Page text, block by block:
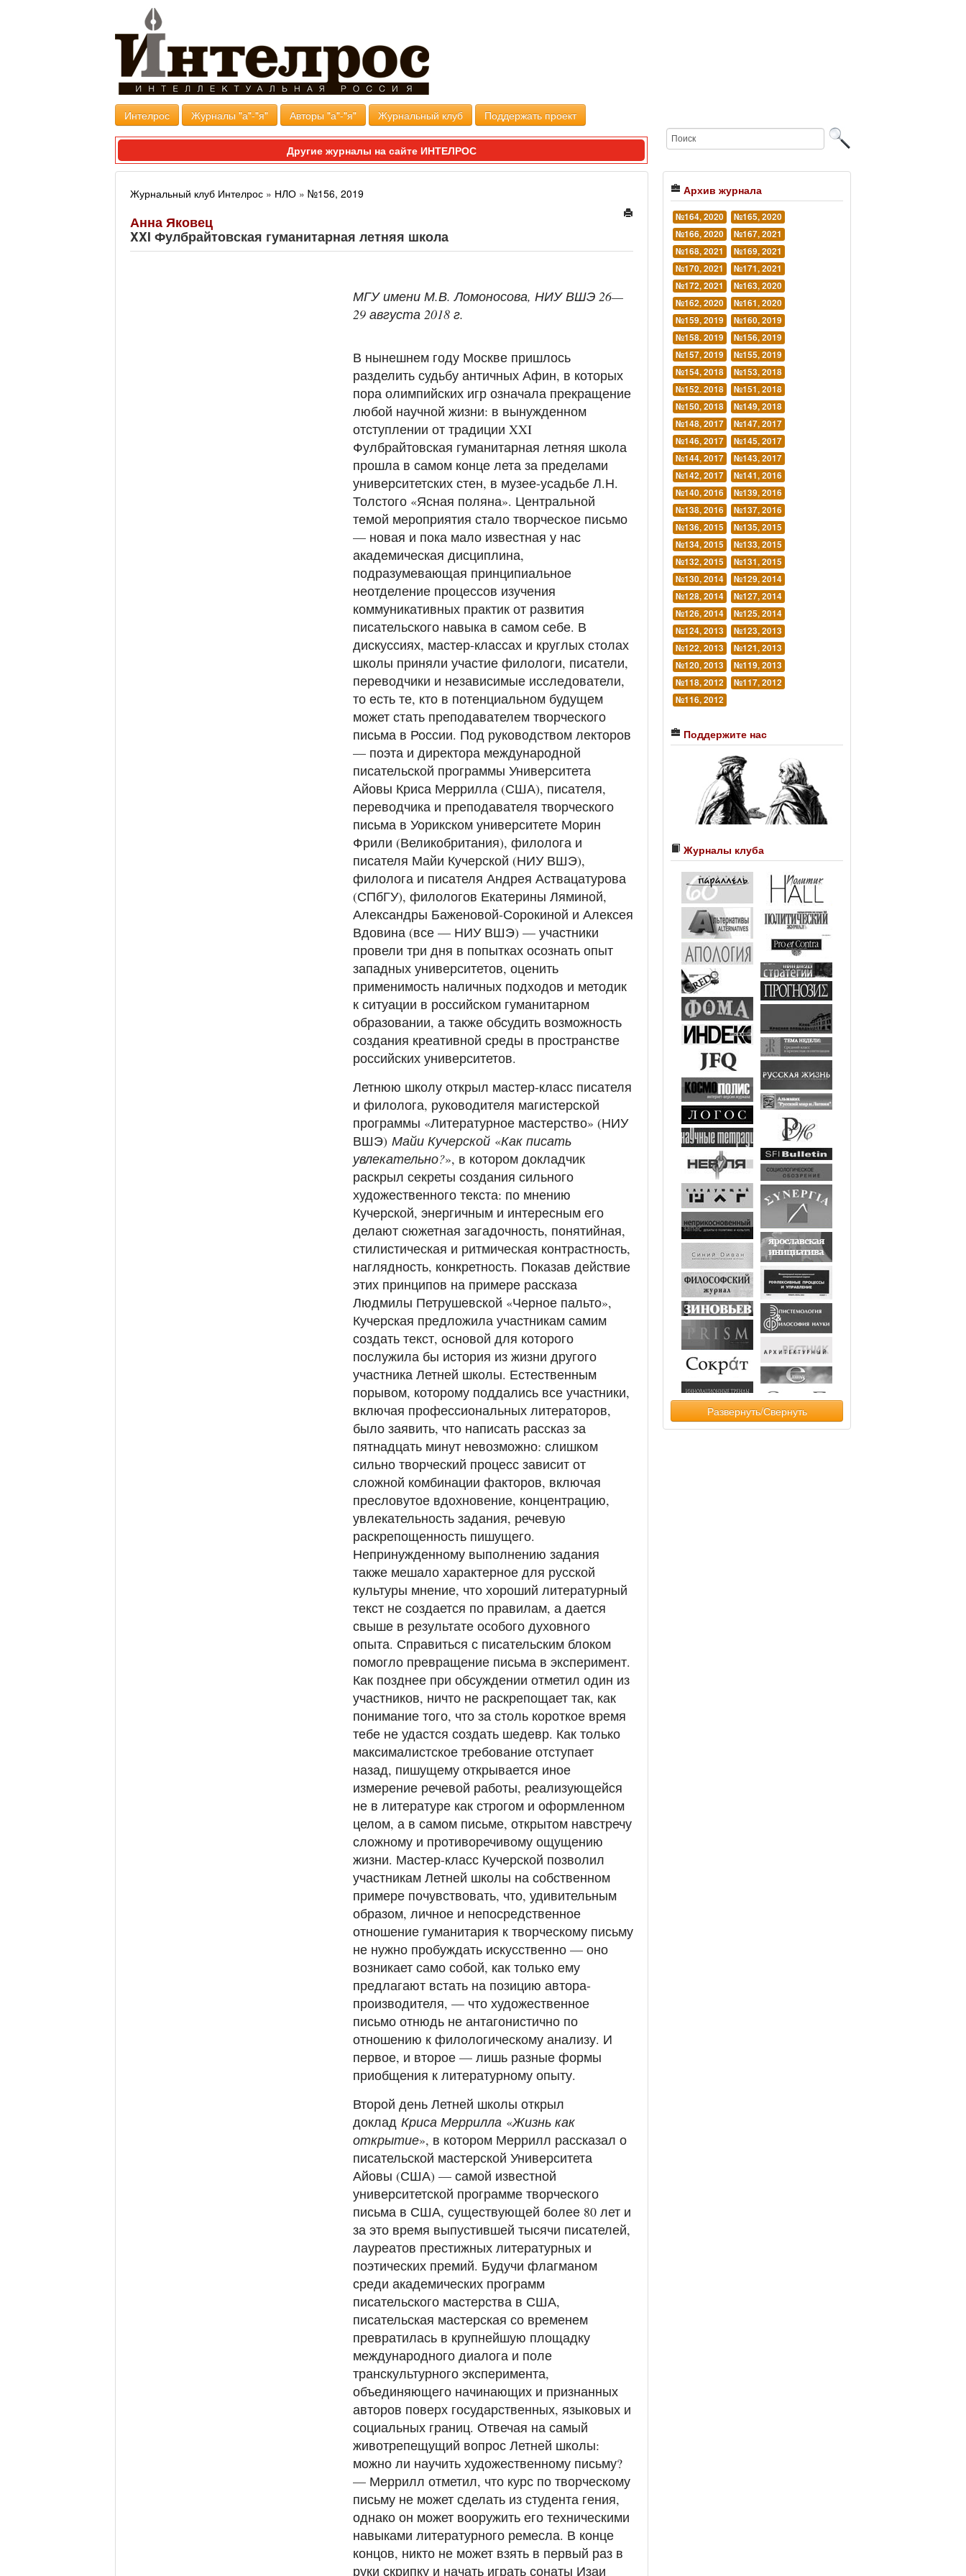
Интелрос Журналы "а"-"я" Авторы "а"-"я" Журнальный клуб Поддержать проект
Другие журналы на сайте ИНТЕЛРОС
Журнальный клуб Интелрос » НЛО » №156, 2019
Анна Яковец
XXI Фулбрайтовская гуманитарная летняя школа
МГУ имени М.В. Ломоносова, НИУ ВШЭ 26—
29 августа 2018 г.
В нынешнем году Москве пришлось
разделить судьбу античных Афин, в которых
пора олимпийских игр означала прекращение
любой научной жизни: в вынужденном
отступлении от традиции XXI
Фулбрайтовская гуманитарная летняя школа
прошла в самом конце лета за пределами
университетских стен, в музее-усадьбе Л.Н.
Толстого «Ясная поляна». Центральной
темой мероприятия стало творческое письмо
— новая и пока мало известная у нас
академическая дисциплина,
подразумевающая принципиальное
неотделение процессов изучения
коммуникативных практик от развития
писательского навыка в самом себе. В
дискуссиях, мастер-классах и круглых столах
школы приняли участие филологи, писатели,
переводчики и независимые исследователи,
то есть те, кто в потенциальном будущем
может стать преподавателем творческого
письма в России. Под руководством лекторов
— поэта и директора международной
писательской программы Университета
Айовы Криса Меррилла (США), писателя,
переводчика и преподавателя творческого
письма в Уорикском университете Морин
Фрили (Великобритания), филолога и
писателя Майи Кучерской (НИУ ВШЭ),
филолога и писателя Андрея Аствацатурова
(СПбГУ), филологов Екатерины Ляминой,
Александры Баженовой-Сорокиной и Алексея
Вдовина (все — НИУ ВШЭ) — участники
провели три дня в попытках осознать опыт
западных университетов, оценить
применимость наличных подходов и методик
к ситуации в российском гуманитарном
образовании, а также обсудить возможность
создания креативной среды в пространстве
российских университетов.
Летнюю школу открыл мастер-класс писателя
и филолога, руководителя магистерской
программы «Литературное мастерство» (НИУ
ВШЭ) Майи Кучерской «Как писать
увлекательно?», в котором докладчик
раскрыл секреты создания сильного
художественного текста: по мнению
Кучерской, энергичным и интересным его
делают сюжетная загадочность, понятийная,
стилистическая и ритмическая контрастность,
наглядность, конкретность. Показав действие
этих принципов на примере рассказа
Людмилы Петрушевской «Черное пальто»,
Кучерская предложила участникам самим
создать текст, основой для которого
послужила бы история из жизни другого
участника Летней школы. Естественным
порывом, которому поддались все участники,
включая профессиональных литераторов,
было заявить, что написать рассказ за
пятнадцать минут невозможно: слишком
сильно творческий процесс зависит от
сложной комбинации факторов, включая
пресловутое вдохновение, концентрацию,
увлекательность задания, речевую
раскрепощенность пишущего.
Непринужденному выполнению задания
также мешало характерное для русской
культуры мнение, что хороший литературный
текст не создается по правилам, а дается
свыше в результате особого духовного
опыта. Справиться с писательским блоком
помогло превращение письма в эксперимент.
Как позднее при обсуждении отметил один из
участников, ничто не раскрепощает так, как
понимание того, что за столь короткое время
тебе не удастся создать шедевр. Как только
максималистское требование отступает
назад, пишущему открывается иное
измерение речевой работы, реализующейся
не в литературе как строгом и оформленном
целом, а в самом письме, открытом навстречу
сложному и противоречивому ощущению
жизни. Мастер-класс Кучерской позволил
участникам Летней школы на собственном
примере почувствовать, что, удивительным
образом, личное и непосредственное
отношение гуманитария к творческому письму
не нужно пробуждать искусственно — оно
возникает само собой, как только ему
предлагают встать на позицию автора-
производителя, — что художественное
письмо отнюдь не антагонистично по
отношению к филологическому анализу. И
первое, и второе — лишь разные формы
приобщения к литературному опыту.
Второй день Летней школы открыл
доклад Криса Меррилла «Жизнь как
открытие», в котором Меррилл рассказал о
писательской мастерской Университета
Айовы (США) — самой известной
университетской программе творческого
письма в США, существующей более 80 лет и
за это время выпустившей тысячи писателей,
лауреатов престижных литературных и
поэтических премий. Будучи флагманом
среди академических программ
писательского мастерства в США,
писательская мастерская со временем
превратилась в крупнейшую площадку
международного диалога и поле
транскультурного эксперимента,
объединяющего начинающих и признанных
авторов поверх государственных, языковых и
социальных границ. Отвечая на самый
животрепещущий вопрос Летней школы:
можно ли научить художественному письму?
— Меррилл отметил, что курс по творческому
письму не может сделать из студента гения,
однако он может вооружить его техническими
навыками литературного ремесла. В конце
концов, никто не может взять в первый раз в
руки скрипку и начать играть сонаты Изаи
Архив журнала
№164, 2020
№165, 2020
№166, 2020
№167, 2021
№168, 2021
№169, 2021
№170, 2021
№171, 2021
№172, 2021
№163, 2020
№162, 2020
№161, 2020
№159, 2019
№160, 2019
№158. 2019
№156, 2019
№157, 2019
№155, 2019
№154, 2018
№153, 2018
№152. 2018
№151, 2018
№150, 2018
№149, 2018
№148, 2017
№147, 2017
№146, 2017
№145, 2017
№144, 2017
№143, 2017
№142, 2017
№141, 2016
№140, 2016
№139, 2016
№138, 2016
№137, 2016
№136, 2015
№135, 2015
№134, 2015
№133, 2015
№132, 2015
№131, 2015
№130, 2014
№129, 2014
№128, 2014
№127, 2014
№126, 2014
№125, 2014
№124, 2013
№123, 2013
№122, 2013
№121, 2013
№120, 2013
№119, 2013
№118, 2012
№117, 2012
№116, 2012
Поддержите нас
Журналы клуба
Развернуть/Свернуть